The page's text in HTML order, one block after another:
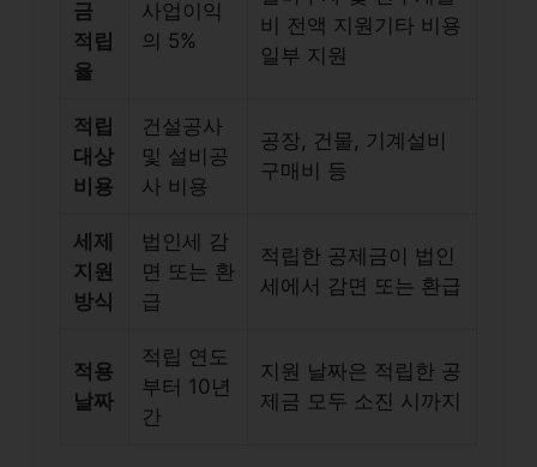
금
적립
율
사업이익
의 5%
비 전액 지원기타 비용
일부 지원
적립
대상
비용
건설공사
및 설비공
사 비용
공장, 건물, 기계설비
구매비 등
세제
지원
방식
법인세 감
면 또는 환
급
적립한 공제금이 법인
세에서 감면 또는 환급
적용
날짜
적립 연도
부터 10년
간
지원 날짜은 적립한 공
제금 모두 소진 시까지